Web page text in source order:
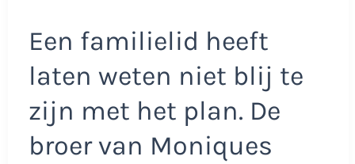
Een familielid heeft
laten weten niet blij te
zijn met het plan. De
broer van Moniques